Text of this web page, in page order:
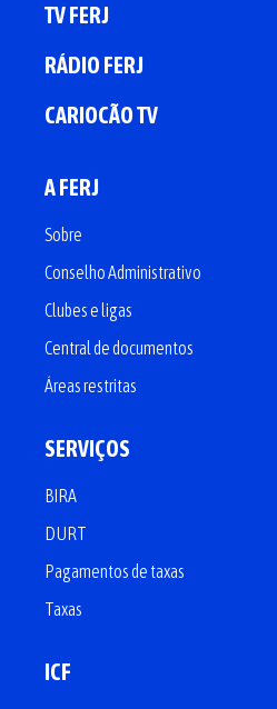
TV FERJ
RÁDIO FERJ
CARIOCÃO TV
A FERJ
Sobre
Conselho Administrativo
Clubes e ligas
Central de documentos
Áreas restritas
SERVIÇOS
BIRA
DURT
Pagamentos de taxas
Taxas
ICF